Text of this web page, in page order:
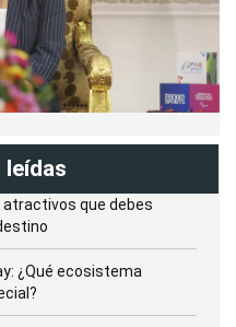
leídas
atractivos que debes
¿Qué ecosistema